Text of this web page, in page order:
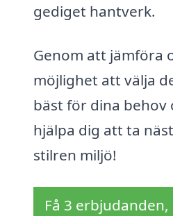
gediget hantverk.
Genom att jämföra
möjlighet att välja
bäst för dina behov
hjälpa dig att ta
stilren miljö!
Få 3